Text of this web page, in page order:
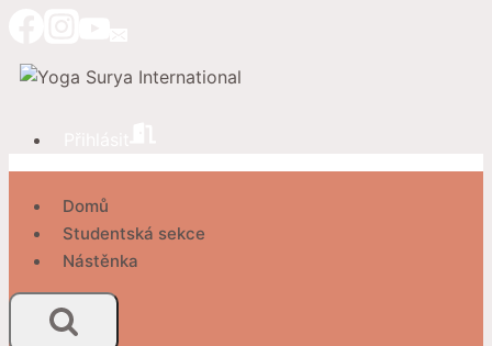
obsah
Domů
Studentská sekce
Nástěnka